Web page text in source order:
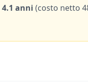
4.1 anni (costo netto